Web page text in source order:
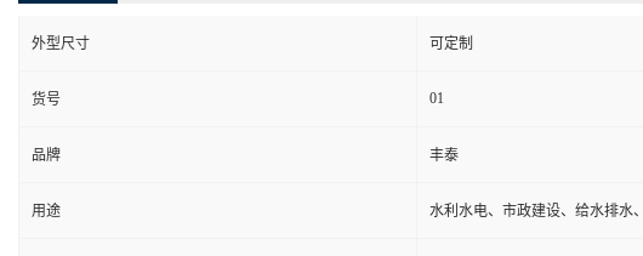
外型尺寸 可定制
货号 01
品牌 丰泰
用途 水利水电、市政建设、给水排水